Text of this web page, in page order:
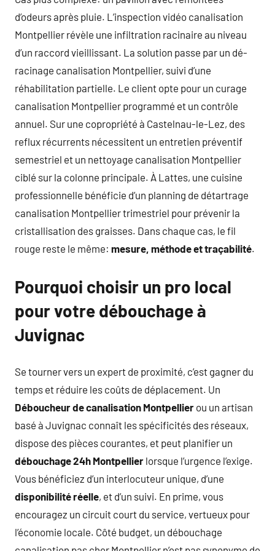
d’odeurs après pluie. L’inspection vidéo canalisation
Montpellier révèle une infiltration racinaire au niveau
d’un raccord vieillissant. La solution passe par un dé-
racinage canalisation Montpellier, suivi d’une
réhabilitation partielle. Le client opte pour un curage
canalisation Montpellier programmé et un contrôle
annuel. Sur une copropriété à Castelnau-le-Lez, des
reflux récurrents nécessitent un entretien préventif
semestriel et un nettoyage canalisation Montpellier
ciblé sur la colonne principale. À Lattes, une cuisine
professionnelle bénéficie d’un planning de détartrage
canalisation Montpellier trimestriel pour prévenir la
cristallisation des graisses. Dans chaque cas, le fil
rouge reste le même: mesure, méthode et traçabilité.
Pourquoi choisir un pro local
pour votre débouchage à
Juvignac
Se tourner vers un expert de proximité, c’est gagner du
temps et réduire les coûts de déplacement. Un
Déboucheur de canalisation Montpellier ou un artisan
basé à Juvignac connaît les spécificités des réseaux,
dispose des pièces courantes, et peut planifier un
débouchage 24h Montpellier lorsque l’urgence l’exige.
Vous bénéficiez d’un interlocuteur unique, d’une
disponibilité réelle, et d’un suivi. En prime, vous
encouragez un circuit court du service, vertueux pour
l’économie locale. Côté budget, un débouchage